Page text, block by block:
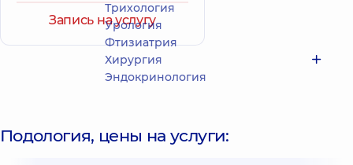
Запись на услугу
Трихология
Урология
Фтизиатрия
Хирургия
Эндокринология
Подология, цены на услуги: